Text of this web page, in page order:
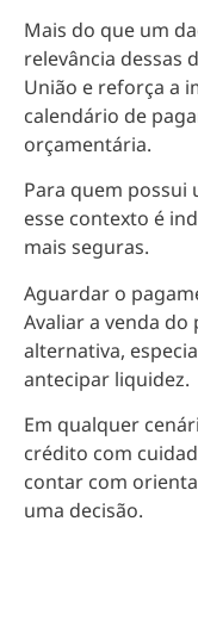
Mais do que um
relevância dessas
União e reforça a
calendário de
orçamentária.
Para quem
esse contexto é
mais seguras.
Aguardar o
Avaliar a venda
alternativa,
antecipar liquidez.
Em qualquer
crédito com
contar com
uma decisão.